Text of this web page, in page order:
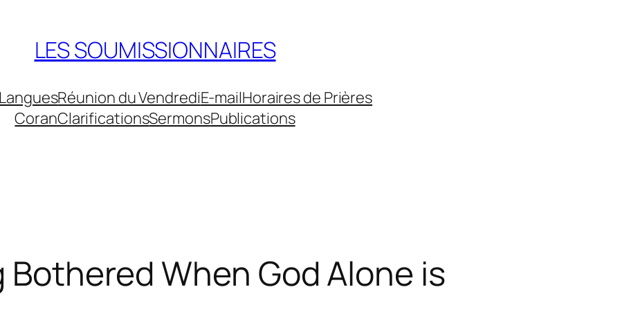
LES SOUMISSIONNAIRES
LanguesRéunion du VendrediE-mailHoraires de Prières
CoranClarificationsSermonsPublications
Bothered When God Alone is